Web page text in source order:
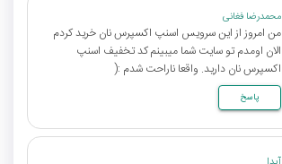
محمدرضا فغانی
من امروز از این سرویس اسنپ اکسپرس نان خرید کردم
الان اومدم تو سایت شما میبینم کد تخفیف اسنپ
اکسپرس نان دارید. واقعا ناراحت شدم :(
پاسخ